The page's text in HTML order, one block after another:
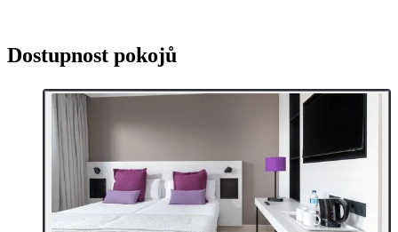
Dostupnost pokojů